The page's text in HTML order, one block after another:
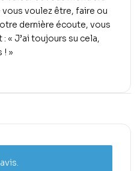
voulez être, faire ou
dernière écoute, vous
« J’ai toujours su cela,
! »